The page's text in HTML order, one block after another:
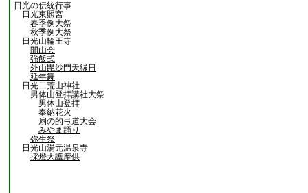
日光の伝統行事
日光東照宮
春季例大祭
秋季例大祭
日光山輪王寺
開山会
強飯式
外山毘沙門天縁日
延年舞
日光二荒山神社
男体山登拝講社大祭
男体山登拝
奉納花火
扇の的弓道大会
みやま踊り
弥生祭
日光山湯元温泉寺
採燈大護摩供